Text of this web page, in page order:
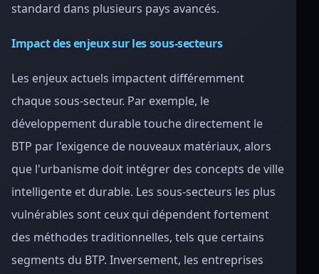
standard dans plusieurs pays avancés.
Impact des enjeux sur les sous-secteurs
Les enjeux actuels impactent différemment
chaque sous-secteur. Par exemple, le
développement durable touche directement le
BTP par l'exigence de nouveaux matériaux, alors
que l'urbanisme doit intégrer des concepts de ville
intelligente et durable. Les sous-secteurs les plus
vulnérables sont ceux qui dépendent fortement
des méthodes traditionnelles, tels que certains
segments du BTP. Inversement, les entreprises